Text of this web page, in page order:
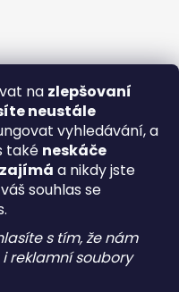
na zlepšovaní
neustále
vyhledávání, a
také neskáče
a nikdy jste
souhlas se
s tím, že nám
reklamní soubory